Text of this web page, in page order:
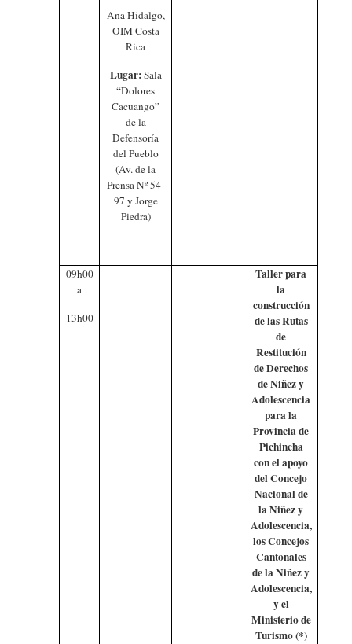
Ana Hidalgo,
OIM Costa
Rica
Lugar:Sala
“Dolores
Cacuango”
de la
Defensoría
del Pueblo
(Av. de la
Prensa Nº 54-
97 y Jorge
Piedra)
09h00
a
13h00
Taller para
la
construcción
de las Rutas
de
Restitución
de Derechos
de Niñez y
Adolescencia
para la
Provincia de
Pichincha
con el apoyo
del Concejo
Nacional de
la Niñez y
Adolescencia,
los Concejos
Cantonales
de la Niñez y
Adolescencia,
y el
Ministerio de
Turismo (*)